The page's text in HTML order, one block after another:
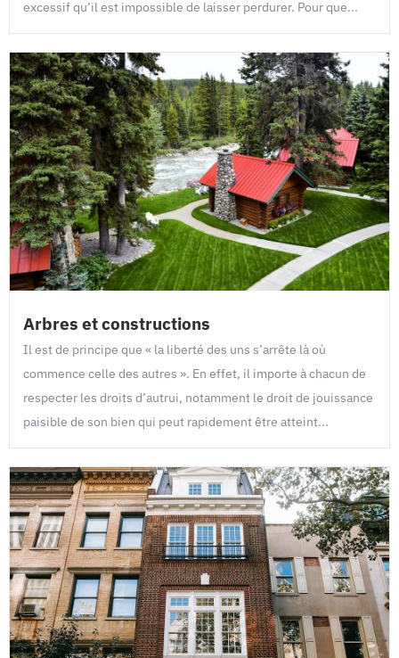
excessif qu’il est impossible de laisser perdurer. Pour que...
Arbres et constructions
Il est de principe que « la liberté des uns s’arrête là où
commence celle des autres ». En effet, il importe à chacun de
respecter les droits d’autrui, notamment le droit de jouissance
paisible de son bien qui peut rapidement être atteint...